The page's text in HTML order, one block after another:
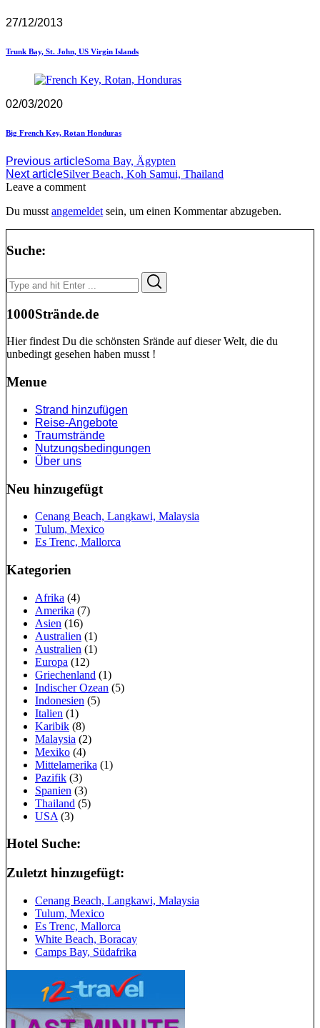
27/12/2013
Trunk Bay, St. John, US Virgin Islands
02/03/2020
Big French Key, Rotan Honduras
Previous articleSoma Bay, Ägypten
Next articleSilver Beach, Koh Samui, Thailand
Leave a comment
Du musst angemeldet sein, um einen Kommentar abzugeben.
Suche:
Search
for:
1000Strände.de
Hier findest Du die schönsten Srände auf dieser Welt, die du
unbedingt gesehen haben musst !
Menue
Strand hinzufügen
Reise-Angebote
Traumstrände
Nutzungsbedingungen
Über uns
Neu hinzugefügt
Cenang Beach, Langkawi, Malaysia
Tulum, Mexico
Es Trenc, Mallorca
Kategorien
Afrika (4)
Amerika (7)
Asien (16)
Australien (1)
Australien (1)
Europa (12)
Griechenland (1)
Indischer Ozean (5)
Indonesien (5)
Italien (1)
Karibik (8)
Malaysia (2)
Mexiko (4)
Mittelamerika (1)
Pazifik (3)
Spanien (3)
Thailand (5)
USA (3)
Hotel Suche:
Zuletzt hinzugefügt:
Cenang Beach, Langkawi, Malaysia
Tulum, Mexico
Es Trenc, Mallorca
White Beach, Boracay
Camps Bay, Südafrika